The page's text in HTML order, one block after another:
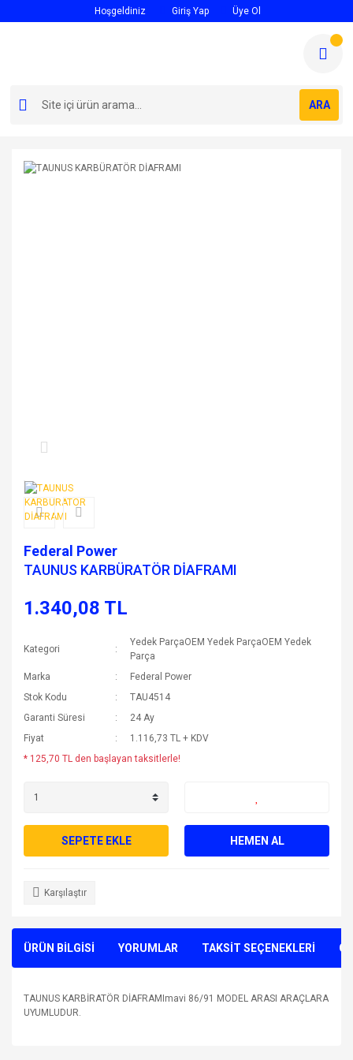
Hoşgeldiniz Giriş Yap Üye Ol
ARA
Federal Power
TAUNUS KARBÜRATÖR DİAFRAMI
1.340,08 TL
Kategori
Yedek ParçaOEM Yedek ParçaOEM Yedek
Parça
Marka
Federal Power
Stok Kodu
TAU4514
Garanti Süresi
24 Ay
Fiyat
1.116,73 TL + KDV
* 125,70 TL den başlayan taksitlerle!
SEPETE EKLE HEMEN AL
Karşılaştır
ÜRÜN BİLGİSİ YORUMLAR TAKSİT SEÇENEKLERİ
TAUNUS KARBİRATÖR DİAFRAMImavi 86/91 MODEL ARASI ARAÇLARA
UYUMLUDUR.